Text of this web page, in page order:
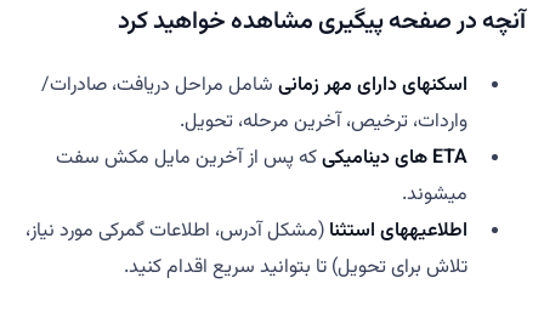
آنچه در صفحه پیگیری مشاهده خواهید کرد
اسکنهای دارای مهر زمانی شامل مراحل دریافت، صادرات/
واردات، ترخیص، آخرین مرحله، تحویل.
ETA های دینامیکی
که پس از آخرین مایل مکش سفت
میشوند.
اطلاعیههای استثنا (مشکل آدرس، اطلاعات گمرکی مورد نیاز،
تلاش برای تحویل) تا بتوانید سریع اقدام کنید.